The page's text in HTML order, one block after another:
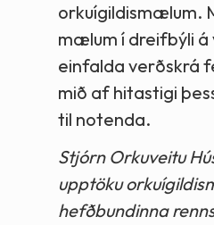
orkuígildismælum.
mælum í dreifbýli
einfalda verðskrá
mið af hitastigi
til notenda.
Stjórn Orkuveitu
upptöku
hefðbundinna